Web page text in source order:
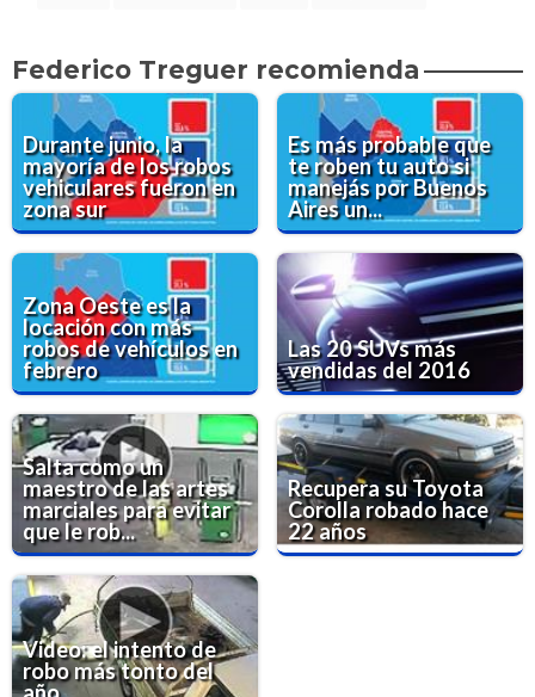
Federico Treguer recomienda
Durante junio, la
mayoría de los robos
vehiculares fueron en
zona sur
Es más probable que
te roben tu auto si
manejás por Buenos
Aires un...
Zona Oeste es la
locación con más
robos de vehículos en
febrero
Las 20 SUVs más
vendidas del 2016
Salta como un
maestro de las artes
marciales para evitar
que le rob...
Recupera su Toyota
Corolla robado hace
22 años
Video: el intento de
robo más tonto del